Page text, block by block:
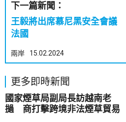
下一篇新聞：
王毅將出席慕尼黑安全會議
法國
兩岸 15.02.2024
更多即時新聞
國家煙草局副局長訪越南老
撾 商打擊跨境非法煙草貿易